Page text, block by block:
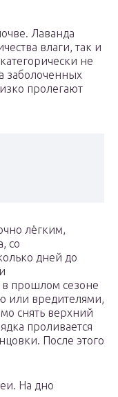
Лаванда
влаги, так и
не
заболоченных
пролегают
лёгким,
со
дней до
в прошлом сезоне
или вредителями,
снять верхний
проливается
После этого
На дно